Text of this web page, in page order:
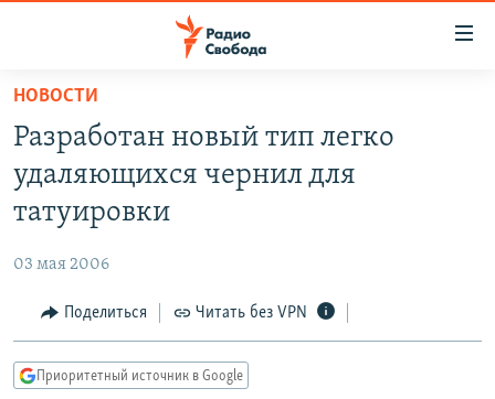
упрощенного
доступа
основному
Вернутся
Вернутся
ПРОГРАММЫ
ПОДКАСТЫ
МНЕНИЯ
КУЛЬТУРА
НОВОСТИ
Разработан новый тип легко
удаляющихся чернил для
татуировки
03 мая 2006
Поделиться Читать без VPN
Приоритетный источник в Google